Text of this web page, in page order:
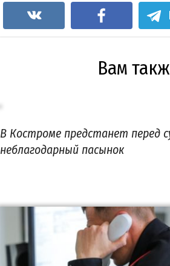
Вам
В Костроме предстанет перед
неблагодарный пасынок